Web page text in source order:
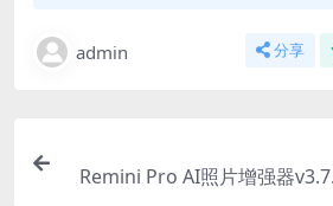
admin 分享
Remini Pro AI照片增强器